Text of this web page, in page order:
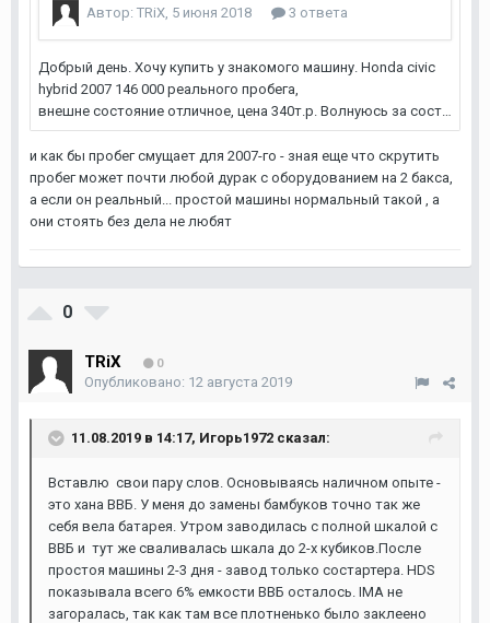
и как бы пробег смущает для 2007-го - зная еще что скрутить
пробег может почти любой дурак с оборудованием на 2 бакса,
а если он реальный... простой машины нормальный такой , а
они стоять без дела не любят
0
TRiX 0
Опубликовано: 12 августа 2019
11.08.2019 в 14:17, Игорь1972 сказал:
Вставлю свои пару слов. Основываясь наличном опыте -
это хана ВВБ. У меня до замены бамбуков точно так же
себя вела батарея. Утром заводилась с полной шкалой с
ВВБ и тут же сваливалась шкала до 2-х кубиков.После
простоя машины 2-3 дня - завод только состартера. HDS
показывала всего 6% емкости ВВБ осталось. IMA не
загоралась, так как там все плотненько было заклеено